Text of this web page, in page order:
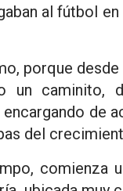
al fútbol
porque
un caminito,
de
del
comienza